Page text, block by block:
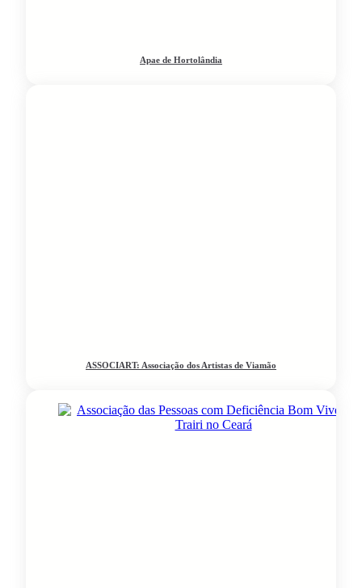
Apae de Hortolândia
ASSOCIART: Associação dos Artistas de Viamão